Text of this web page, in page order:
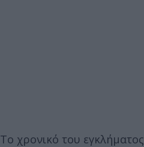
Το χρονικό του εγκλήματος